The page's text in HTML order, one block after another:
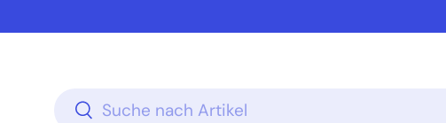
Suchen
Suchen